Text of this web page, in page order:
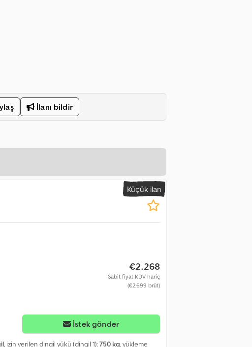
İlanı bildir
Küçük ilan
€2.268
Sabit fiyat KDV hariç
(€2.699 brüt)
İstek gönder
, izin verilen dingil yükü (dingil 1):750 kg, yükleme